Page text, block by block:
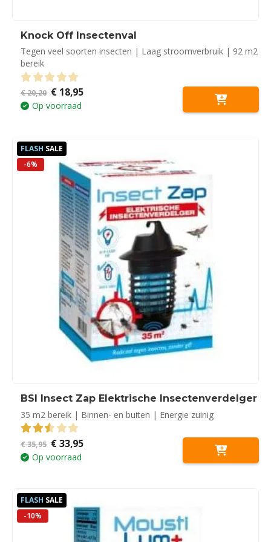
Knock Off Insectenval
Tegen veel soorten insecten | Laag stroomverbruik | 92 m2
bereik
0out of 5
€20,20 Oorspronkelijke
prijs
was:
€18,95Huidige
Op voorraad
FLASH SALE
-6%
BSI Insect Zap Elektrische Insectenverdelger
35 m2 bereik | Binnen- en buiten | Energie zuinig
2.50out of 5
€35,95 Oorspronkelijke
prijs
was:
€33,95Huidige
Op voorraad
FLASH SALE
-10%